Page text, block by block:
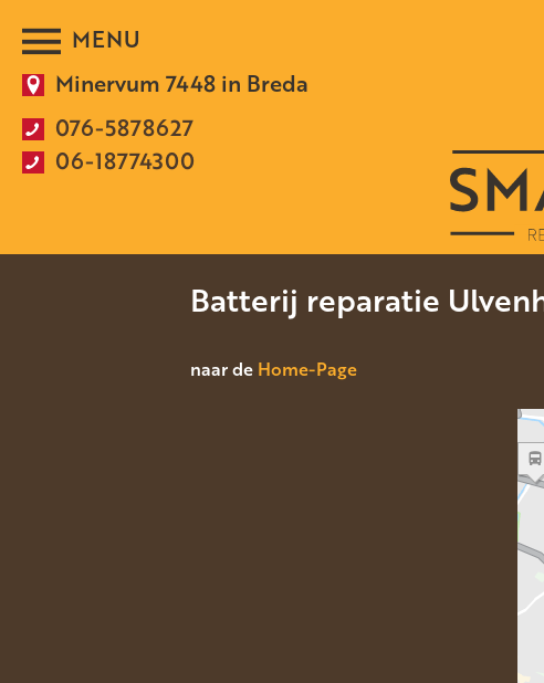
Minervum 7448 in Breda
076-5878627
06-18774300
Batterij reparatie
naar de Home-Page